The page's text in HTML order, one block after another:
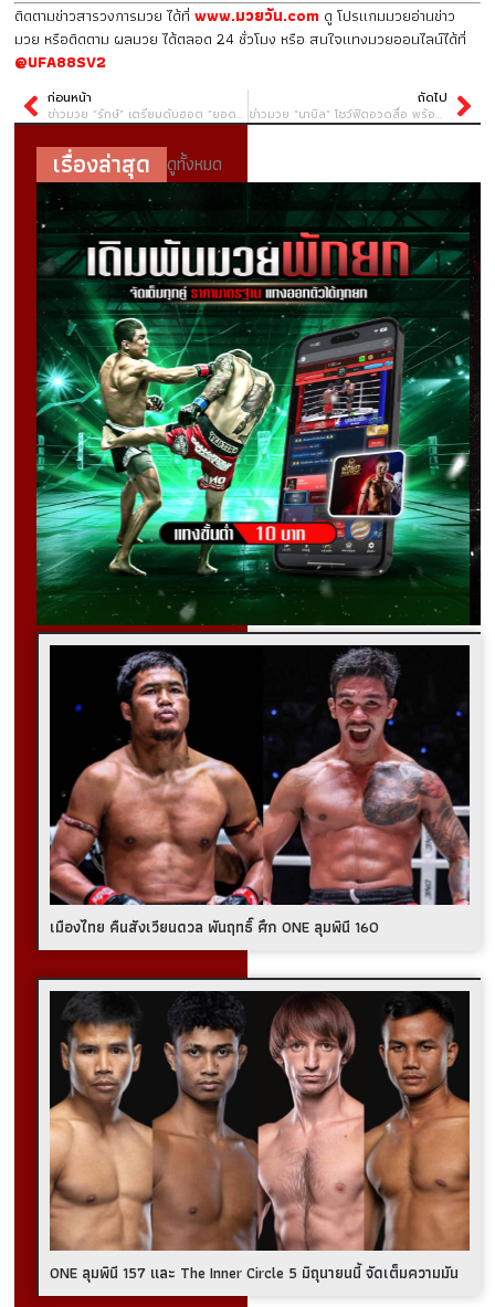
ติดตามข่าวสารวงการมวย ได้ที่www.มวยวัน.com ดู โปรแกมมวยอ่านข่าว
มวย หรือติดตาม ผลมวย ได้ตลอด 24 ชั่วโมง หรือ สนใจแทงมวยออนไลน์ได้ที่
@UFA88SV2
ก่อนหน้า
ข่าวมวย “รักษ์” เตรียมดับฮอต “ยอดนำชัย” ไม่แคร์สถิติไร้พ่าย ไฟต์นี้มีน็อก
ถัดไป
ข่าวมวย “นาบิล” โชว์ฟิตอวดสื่อ พร้อมขึ้นซัดกับ “ซอ ลิน อู”
เรื่องล่าสุด ดูทั้งหมด
เมืองไทย คืนสังเวียนดวล พันฤทธิ์ ศึก ONE ลุมพินี 160
ONE ลุมพินี 157 และ The Inner Circle 5 มิถุนายนนี้ จัดเต็มความมัน